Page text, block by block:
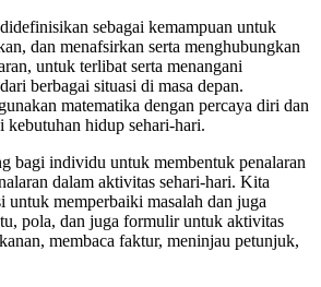
sebagai kemampuan untuk
dan menafsirkan serta menghubungkan
untuk terlibat serta menangani
berbagai situasi di masa depan.
matematika dengan percaya diri dan
hidup sehari-hari.
bagi individu untuk membentuk penalaran
dalam aktivitas sehari-hari. Kita
untuk memperbaiki masalah dan juga
pola, dan juga formulir untuk aktivitas
membaca faktur, meninjau petunjuk,